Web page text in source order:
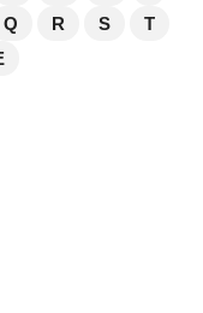
Q R S
T